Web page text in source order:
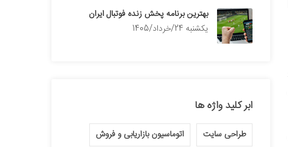
بهترین برنامه پخش زنده فوتبال ایران
يكشنبه 24/خرداد/1405
ابر کلید واژه ها
طراحی سایت اتوماسیون بازاریابی و فروش